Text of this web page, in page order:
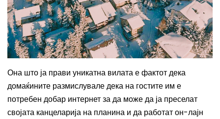
Она што ја прави уникатна вилата е фактот дека
домаќините размислувале дека на гостите им е
потребен добар интернет за да може да ја преселат
својата канцеларија на планина и да работат он-лајн